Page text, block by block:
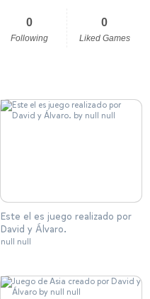
0
Following
0
Liked Games
Este el es juego realizado por
David y Álvaro.
null null